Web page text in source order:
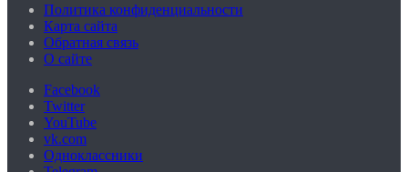
Политика конфиденциальности
Карта сайта
Обратная связь
О сайте
Facebook
Twitter
YouTube
vk.com
Одноклассники